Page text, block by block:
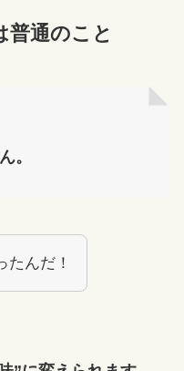
普通のこと
。
たんだ！